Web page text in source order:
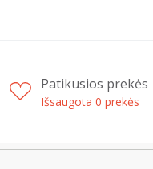
Patikusios prekės
Išsaugota 0 prekės